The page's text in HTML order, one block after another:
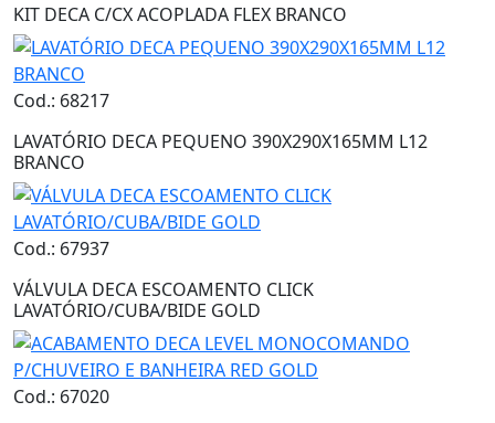
KIT DECA C/CX ACOPLADA FLEX BRANCO
Cod.: 68217
LAVATÓRIO DECA PEQUENO 390X290X165MM L12
BRANCO
Cod.: 67937
VÁLVULA DECA ESCOAMENTO CLICK
LAVATÓRIO/CUBA/BIDE GOLD
Cod.: 67020